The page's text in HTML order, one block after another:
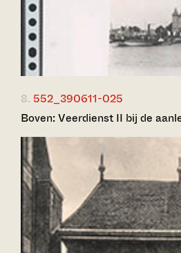
8. 552_390611-025
Boven: Veerdienst II bij de